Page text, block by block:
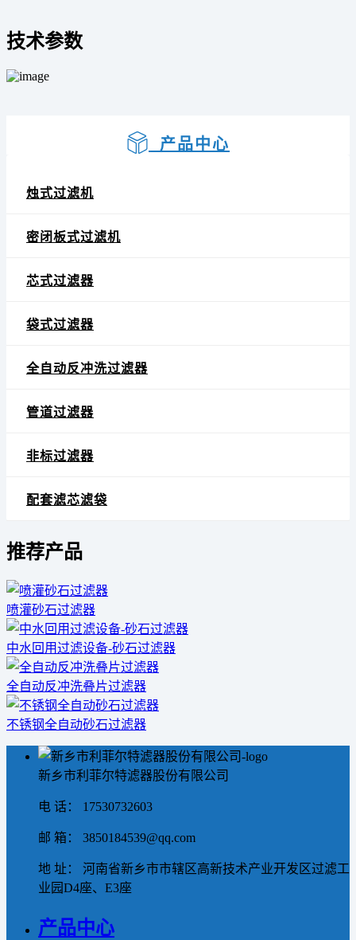
技术参数
产品中心
烛式过滤机
密闭板式过滤机
芯式过滤器
袋式过滤器
全自动反冲洗过滤器
管道过滤器
非标过滤器
配套滤芯滤袋
推荐产品
喷灌砂石过滤器
中水回用过滤设备-砂石过滤器
全自动反冲洗叠片过滤器
不锈钢全自动砂石过滤器
新乡市利菲尔特滤器股份有限公司
电 话： 17530732603
邮 箱： 3850184539@qq.com
地 址： 河南省新乡市市辖区高新技术产业开发区过滤工
业园D4座、E3座
产品中心